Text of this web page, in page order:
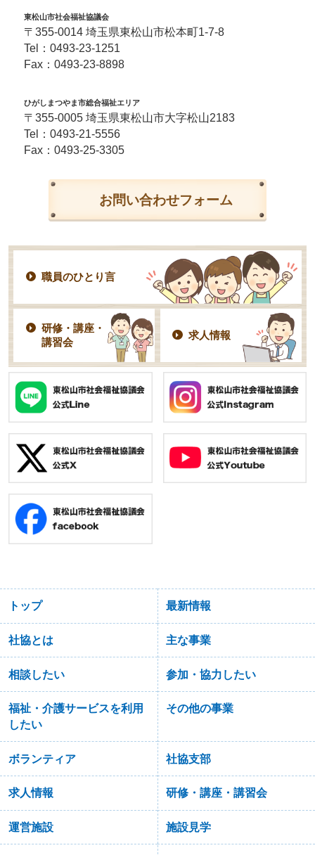
東松山市社会福祉協議会
〒355-0014 埼玉県東松山市松本町1-7-8
Tel： 0493-23-1251
Fax：0493-23-8898
ひがしまつやま市総合福祉エリア
〒355-0005 埼玉県東松山市大字松山2183
Tel： 0493-21-5556
Fax：0493-25-3305
お問い合わせフォーム
職員のひとり言
研修・講座・
講習会
求人情報
トップ 最新情報
社協とは 主な事業
相談したい 参加・協力したい
福祉・介護サービスを利用
したい
その他の事業
ボランティア 社協支部
求人情報 研修・講座・講習会
運営施設 施設見学